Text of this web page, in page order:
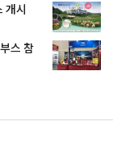
개시
스 참